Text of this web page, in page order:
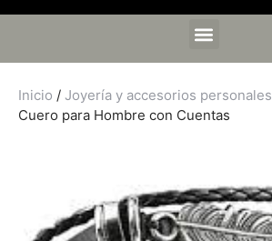
Inicio / Joyería y accesorios personales
Cuero para Hombre con Cuentas